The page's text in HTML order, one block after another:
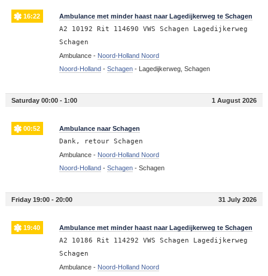
16:22 Ambulance met minder haast naar Lagedijkerweg te Schagen
A2 10192 Rit 114690 VWS Schagen Lagedijkerweg
Schagen
Ambulance - Noord-Holland Noord
Noord-Holland- Schagen- Lagedijkerweg, Schagen
Saturday 00:00 - 1:00 1 August 2026
00:52 Ambulance naar Schagen
Dank, retour Schagen
Ambulance - Noord-Holland Noord
Noord-Holland- Schagen- Schagen
Friday 19:00 - 20:00 31 July 2026
19:40 Ambulance met minder haast naar Lagedijkerweg te Schagen
A2 10186 Rit 114292 VWS Schagen Lagedijkerweg
Schagen
Ambulance - Noord-Holland Noord